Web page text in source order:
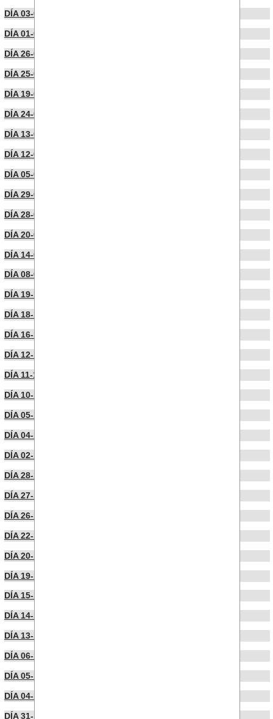
DÍA 03-04-2025
DÍA 01-04-2025
DÍA 26-03-2025
DÍA 25-03-2025
DÍA 19-03-2025
DÍA 24-02-2025
DÍA 13-02-2025
DÍA 12-02-2025
DÍA 05-02-2025
DÍA 29-01-2025
DÍA 28-01-2025
DÍA 20-01-2025
DÍA 14-01-2025
DÍA 08-01-2025
DÍA 19-12-2024
DÍA 18-12-2024
DÍA 16-12-2024
DÍA 12-12-2024
DÍA 11-12-2024
DÍA 10-12-2024
DÍA 05-12-2024
DÍA 04-12-2024
DÍA 02-12-2024
DÍA 28-11-2024
DÍA 27-11-2024
DÍA 26-11-2024
DÍA 22-11-2024
DÍA 20-11-2024
DÍA 19-11-2024
DÍA 15-11-2024
DÍA 14-11-2024
DÍA 13-11-2024
DÍA 06-11-2024
DÍA 05-11-2024
DÍA 04-11-2024
DÍA 31-10-2024